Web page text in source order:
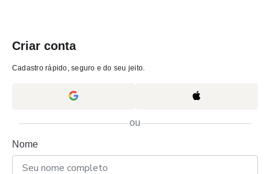
Criar conta
Cadastro rápido, seguro e do seu jeito.
ou
Nome